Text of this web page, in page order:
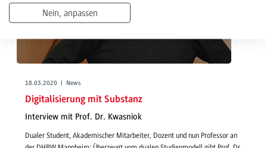
18.03.2020 | News
Digitalisierung mit Substanz
Interview mit Prof. Dr. Kwasniok
Dualer Student, Akademischer Mitarbeiter, Dozent und nun Professor an
Nein, anpassen